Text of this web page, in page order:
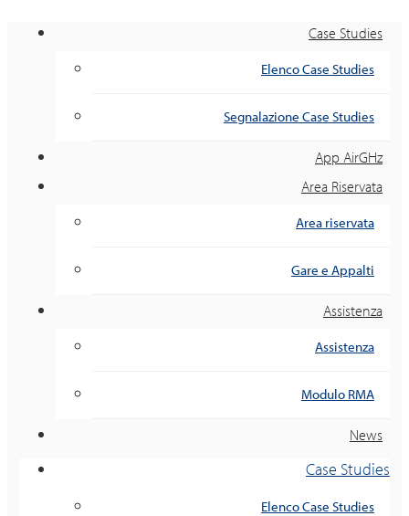
Case Studies
Elenco Case Studies
Segnalazione Case Studies
App AirGHz
Area Riservata
Area riservata
Gare e Appalti
Assistenza
Assistenza
Modulo RMA
News
Case Studies
Elenco Case Studies